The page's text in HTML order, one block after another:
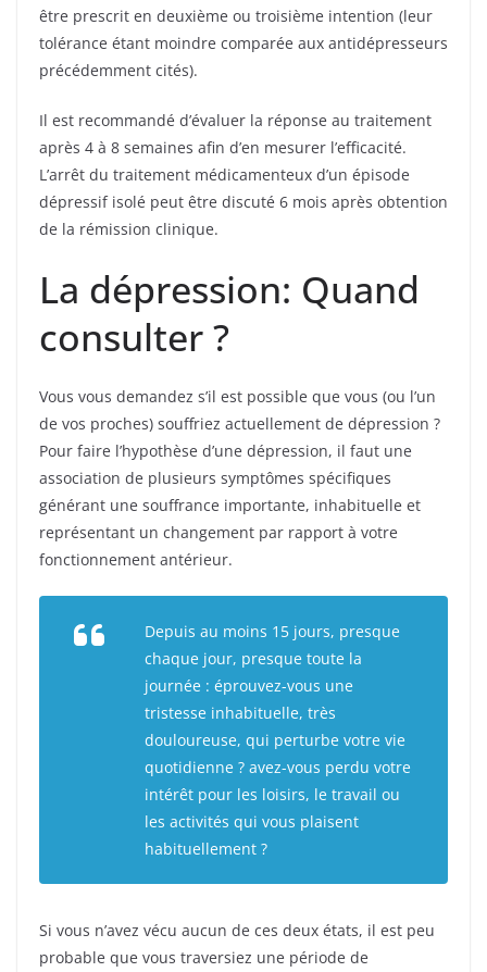
être prescrit en deuxième ou troisième intention (leur
tolérance étant moindre comparée aux antidépresseurs
précédemment cités).
Il est recommandé d’évaluer la réponse au traitement
après 4 à 8 semaines afin d’en mesurer l’efficacité.
L’arrêt du traitement médicamenteux d’un épisode
dépressif isolé peut être discuté 6 mois après obtention
de la rémission clinique.
La dépression: Quand
consulter ?
Vous vous demandez s’il est possible que vous (ou l’un
de vos proches) souffriez actuellement de dépression ?
Pour faire l’hypothèse d’une dépression, il faut une
association de plusieurs symptômes spécifiques
générant une souffrance importante, inhabituelle et
représentant un changement par rapport à votre
fonctionnement antérieur.
Depuis au moins 15 jours, presque
chaque jour, presque toute la
journée : éprouvez-vous une
tristesse inhabituelle, très
douloureuse, qui perturbe votre vie
quotidienne ? avez-vous perdu votre
intérêt pour les loisirs, le travail ou
les activités qui vous plaisent
habituellement ?
Si vous n’avez vécu aucun de ces deux états, il est peu
probable que vous traversiez une période de